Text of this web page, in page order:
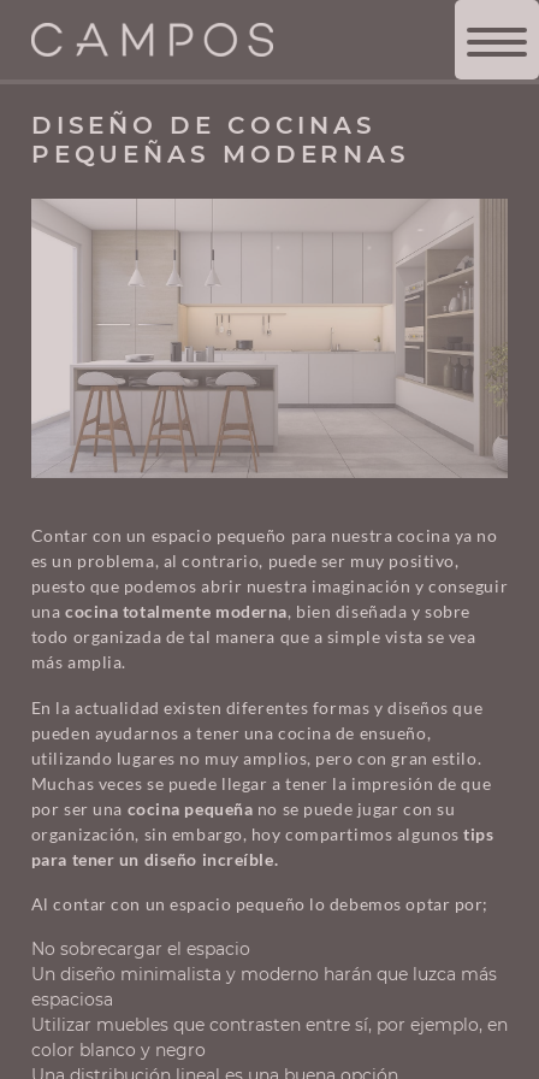
TIENDA DE COCINAS >INSPÍRATE
DISEÑO DE COCINAS
PEQUEÑAS MODERNAS
DISEÑO DE COCINAS
PEQUEÑAS MODERNAS
Contar con un espacio pequeño para nuestra cocina ya no
es un problema, al contrario, puede ser muy positivo,
puesto que podemos abrir nuestra imaginación y conseguir
unacocina totalmente moderna, bien diseñada y sobre
todo organizada de tal manera que a simple vista se vea
más amplia.
En la actualidad existen diferentes formas y diseños que
pueden ayudarnos a tener una cocina de ensueño,
utilizando lugares no muy amplios, pero con gran estilo.
Muchas veces se puede llegar a tener la impresión de que
por ser una cocina pequeña no se puede jugar con su
organización, sin embargo, hoy compartimos algunos tips
para tener un diseño increíble.
Al contar con un espacio pequeño lo debemos optar por;
No sobrecargar el espacio
Un diseño minimalista y moderno harán que luzca más
espaciosa
Utilizar muebles que contrasten entre sí, por ejemplo, en
color blanco y negro